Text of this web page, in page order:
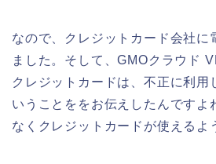
なので、クレジットカード会社に
ました。そして、GMOクラウド
クレジットカードは、不正に利用
いうことををお伝えしたんですよ
なくクレジットカードが使えるよ